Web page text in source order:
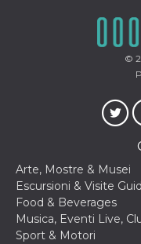
©
Arte, Mostre & Musei
Escursioni & Visite
Food & Beverages
Musica, Eventi Live,
Sport & Motori